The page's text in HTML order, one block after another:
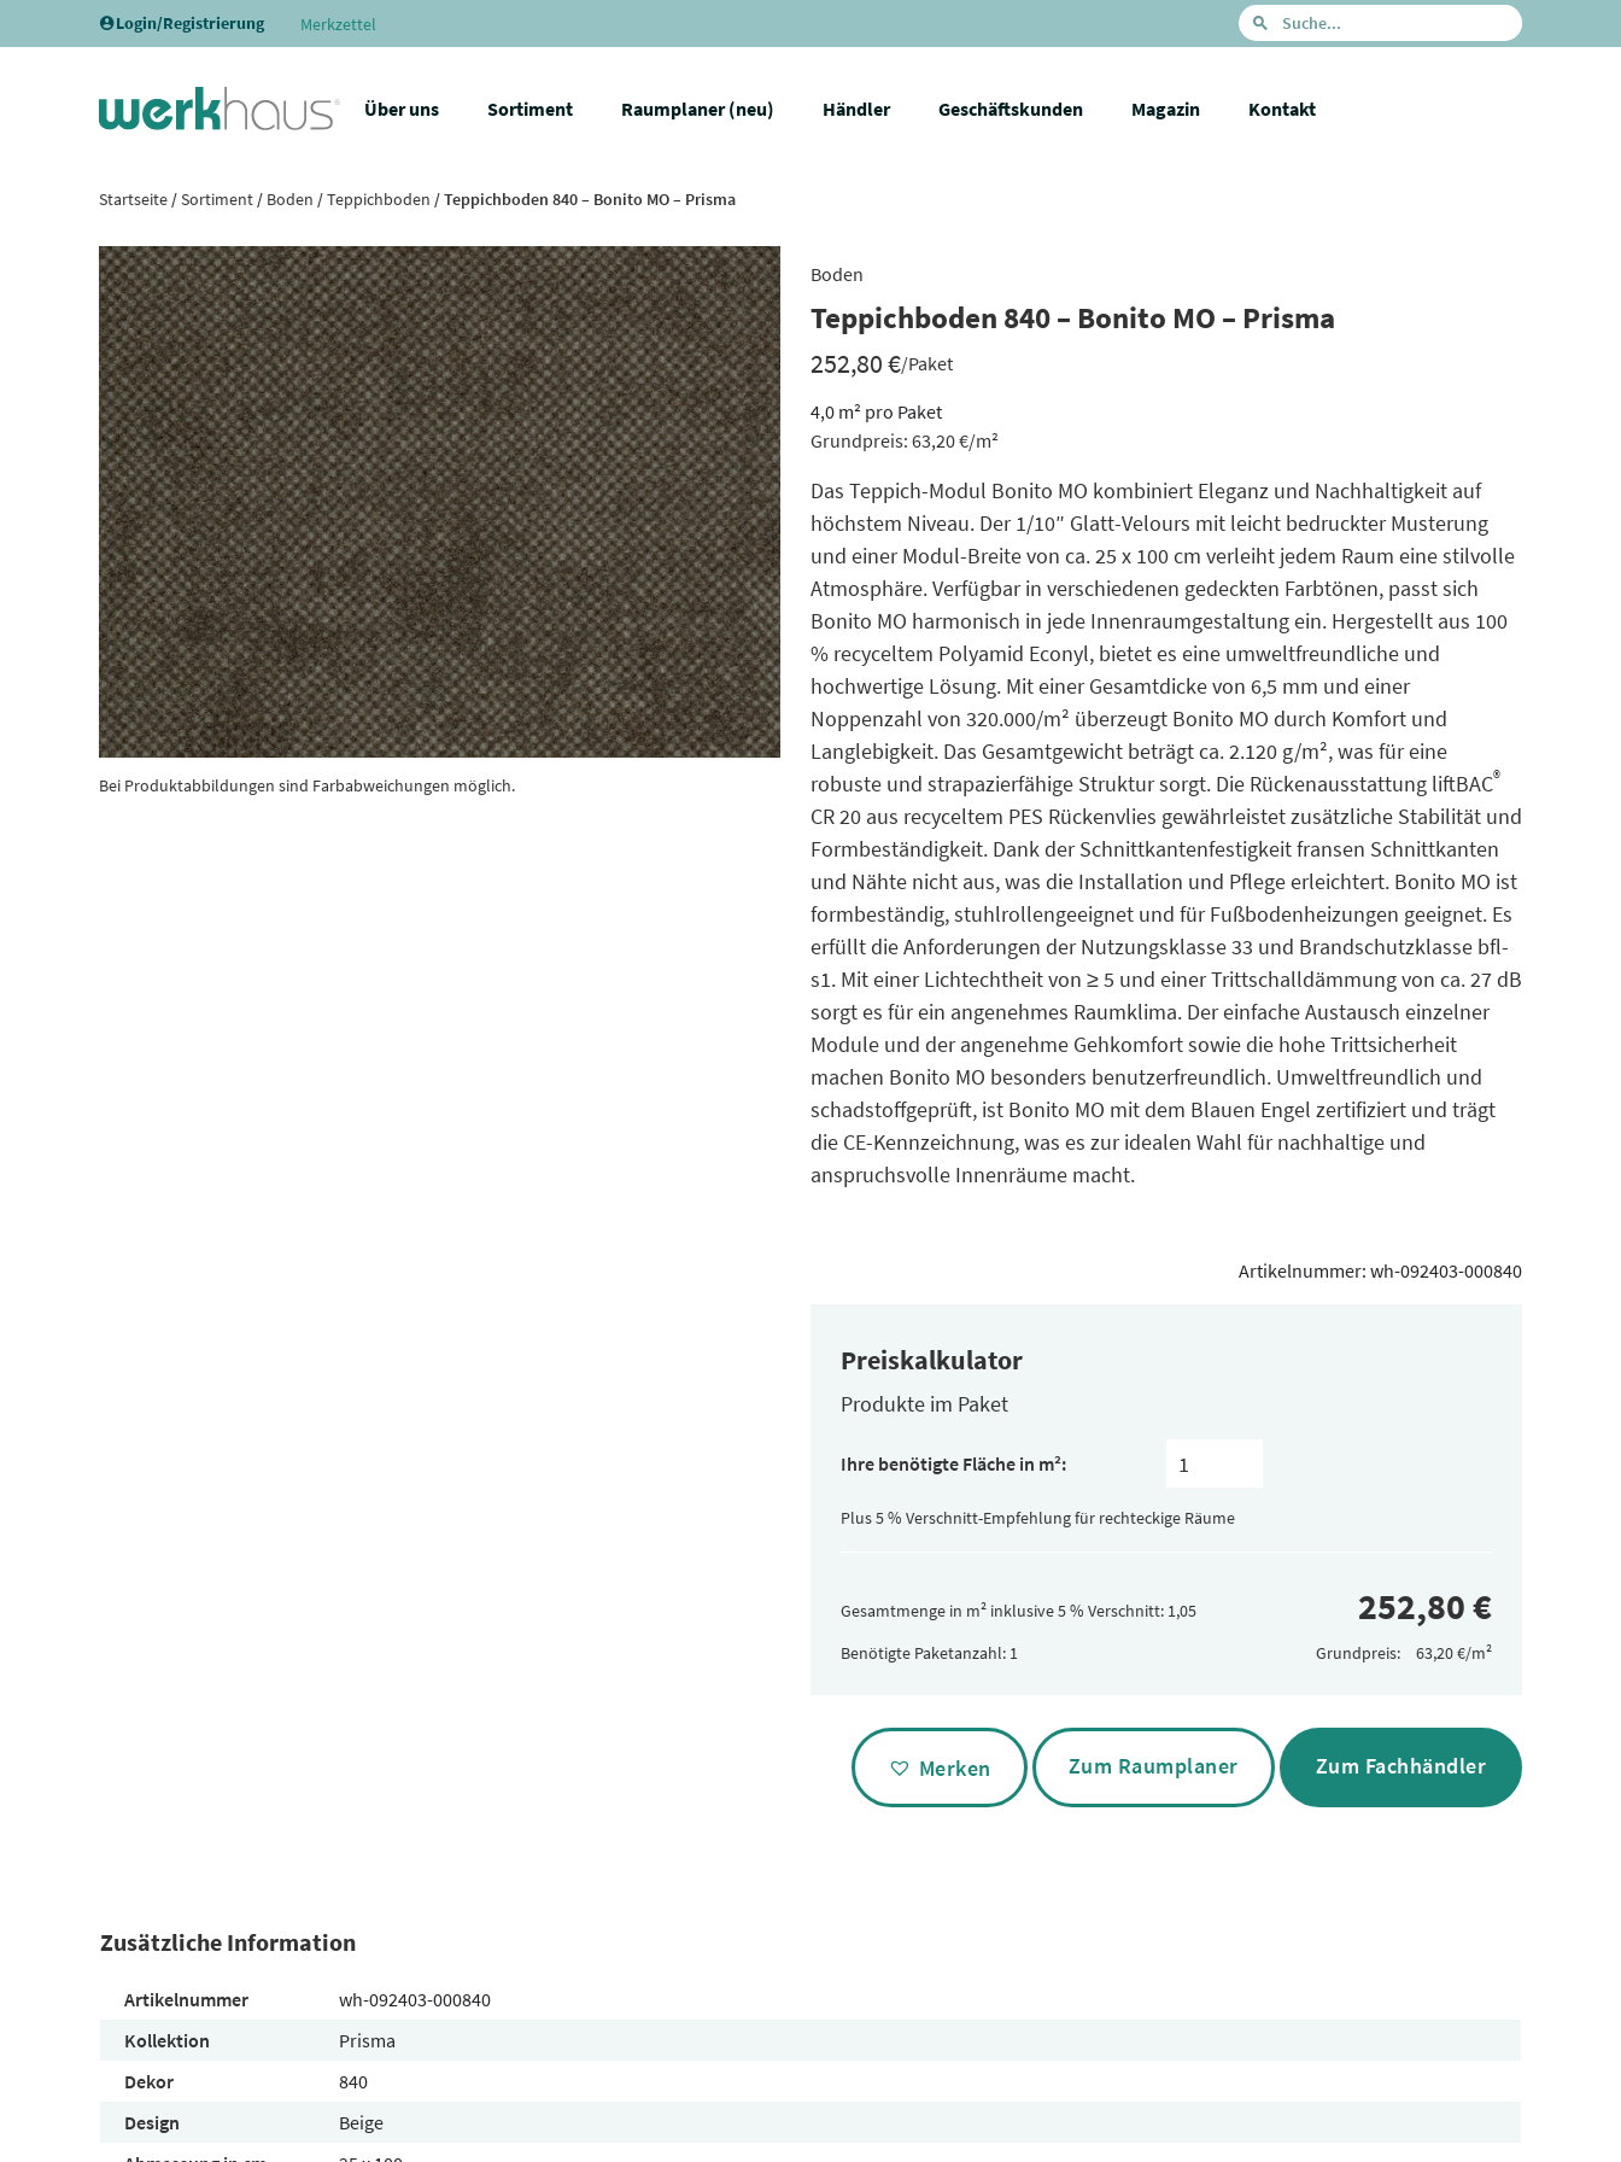
Login/Registrierung Merkzettel
Über uns Sortiment Raumplaner (neu) Händler Geschäftskunden Magazin Kontakt
Startseite/Sortiment/ Boden /Teppichboden / Teppichboden 840 – Bonito MO – Prisma
Bei Produktabbildungen sind Farbabweichungen möglich.
Boden
Teppichboden 840 – Bonito MO – Prisma
252,80€/Paket
4,0 m² pro Paket
Grundpreis: 63,20€/m²
Das Teppich-Modul Bonito MO kombiniert Eleganz und Nachhaltigkeit auf
höchstem Niveau. Der 1/10″ Glatt-Velours mit leicht bedruckter Musterung
und einer Modul-Breite von ca. 25 x 100 cm verleiht jedem Raum eine stilvolle
Atmosphäre. Verfügbar in verschiedenen gedeckten Farbtönen, passt sich
Bonito MO harmonisch in jede Innenraumgestaltung ein. Hergestellt aus 100
% recyceltem Polyamid Econyl, bietet es eine umweltfreundliche und
hochwertige Lösung. Mit einer Gesamtdicke von 6,5 mm und einer
Noppenzahl von 320.000/m² überzeugt Bonito MO durch Komfort und
Langlebigkeit. Das Gesamtgewicht beträgt ca. 2.120 g/m², was für eine
robuste und strapazierfähige Struktur sorgt. Die Rückenausstattung liftBAC®
CR 20 aus recyceltem PES Rückenvlies gewährleistet zusätzliche Stabilität und
Formbeständigkeit. Dank der Schnittkantenfestigkeit fransen Schnittkanten
und Nähte nicht aus, was die Installation und Pflege erleichtert. Bonito MO ist
formbeständig, stuhlrollengeeignet und für Fußbodenheizungen geeignet. Es
erfüllt die Anforderungen der Nutzungsklasse 33 und Brandschutzklasse bfl-
s1. Mit einer Lichtechtheit von ≥ 5 und einer Trittschalldämmung von ca. 27 dB
sorgt es für ein angenehmes Raumklima. Der einfache Austausch einzelner
Module und der angenehme Gehkomfort sowie die hohe Trittsicherheit
machen Bonito MO besonders benutzerfreundlich. Umweltfreundlich und
schadstoffgeprüft, ist Bonito MO mit dem Blauen Engel zertifiziert und trägt
die CE-Kennzeichnung, was es zur idealen Wahl für nachhaltige und
anspruchsvolle Innenräume macht.
Artikelnummer: wh-092403-000840
Preiskalkulator
Produkte im Paket
pro
(versteckt)
Ihre benötigte Fläche in m²:
Plus 5 % Verschnitt-Empfehlung für rechteckige Räume
Gesamtmenge in m² inklusive 5 % Verschnitt:
Benötigte Paketanzahl:
Grundpreis:
Alternative:
Merken Zum Raumplaner Zum Fachhändler
Zusätzliche Information
Artikelnummer
wh-092403-000840
Kollektion
Prisma
Dekor
840
Design
Beige